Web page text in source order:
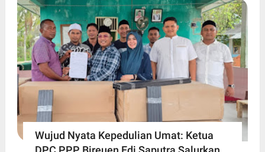
Wujud Nyata Kepedulian Umat: Ketua